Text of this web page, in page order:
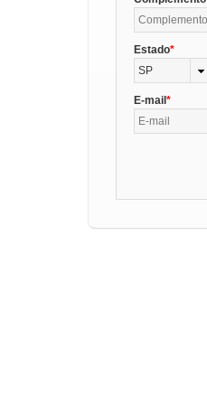
Estado
SP
E-mail